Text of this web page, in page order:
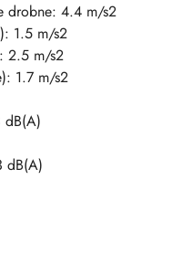
drobne: 4.4 m/s2
1.5 m/s2
2.5 m/s2
1.7 m/s2
dB(A)
dB(A)